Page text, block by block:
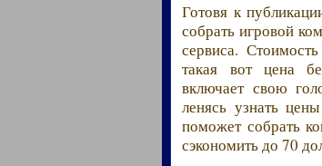
Готовя к
собрать игровой
сервиса.
такая вот цена
включает свою
ленясь узнать
поможет собрать
сэкономить до 70